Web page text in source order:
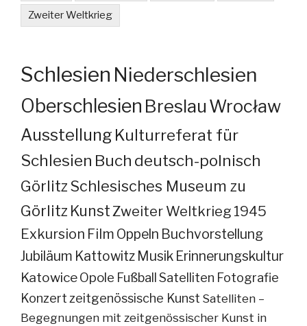
Zweiter Weltkrieg
Schlesien Niederschlesien
Oberschlesien Breslau Wrocław
Ausstellung Kulturreferat für
Schlesien Buch deutsch-polnisch
GörlitzSchlesisches Museum zu
Görlitz KunstZweiter Weltkrieg 1945
Exkursion Film Oppeln Buchvorstellung
Jubiläum Kattowitz Musik Erinnerungskultur
KatowiceOpole FußballSatelliten Fotografie
Konzertzeitgenössische Kunst Satelliten –
Begegnungen mit zeitgenössischer Kunst in